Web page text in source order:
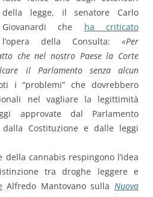
della legge, il senatore Carlo
Giovanardi che ha criticato
l’opera della Consulta: «Per
che nel nostro Paese la Corte
il Parlamento senza alcun
i “problemi” che dovrebbero
nel vagliare la legittimità
approvate dal Parlamento
Costituzione e dalle leggi
cannabis respingono l’idea
tra droghe leggere e
Alfredo Mantovano sullaNuova